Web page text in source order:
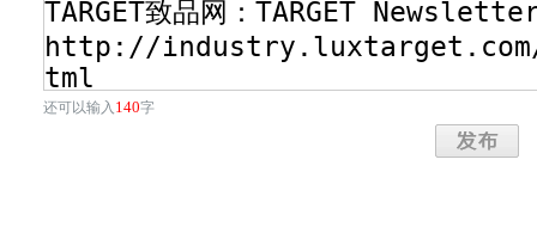
还可以输入 140字